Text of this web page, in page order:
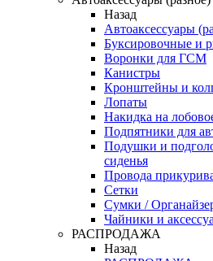
Назад
Автоаксессуары
Буксировочные и
Воронки для ГСМ
Канистры
Кронштейны и
Лопаты
Накидка на
Подпятники для
Подушки и
сиденья
Провода
Сетки
Сумки /
Чайники и
РАСПРОДАЖА
Назад